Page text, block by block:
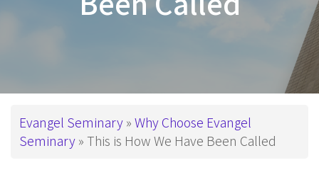
Breadcrumb
Evangel Seminary
Why Choose Evangel
Seminary
This is How We Have Been Called